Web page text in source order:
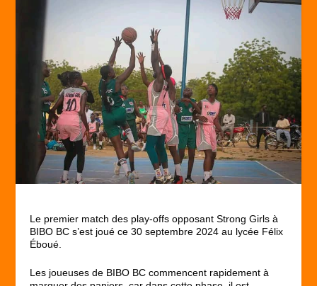
Le premier match des play-offs opposant Strong Girls à
BIBO BC s’est joué ce 30 septembre 2024 au lycée Félix
Éboué.
Les joueuses de BIBO BC commencent rapidement à